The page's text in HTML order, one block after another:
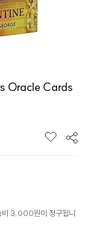
Oracle Cards
3,000원이 청구됩니